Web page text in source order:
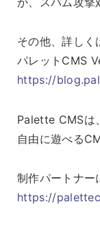
その他、詳しく
パレットCMS
https://
Palette CMSは
自由に遊べる
制作パートナー
https://